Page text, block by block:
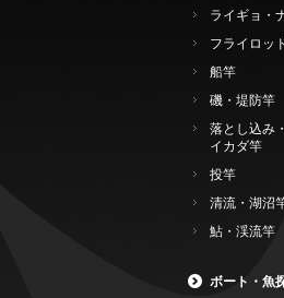
ライギョ・
フライロッ
船竿
磯・堤防竿
落とし込み
イカダ竿
投竿
清流・湖沼
鮎・渓流竿
ボート・魚